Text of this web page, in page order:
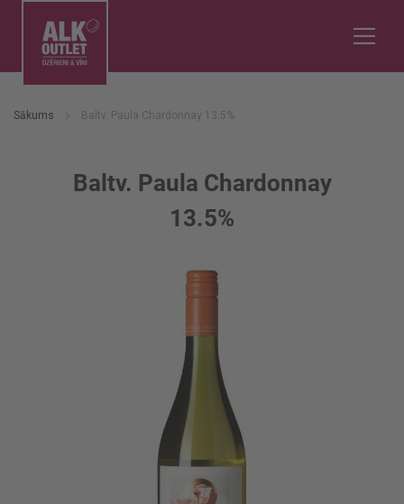
Sākums Baltv. Paula Chardonnay 13.5%
Baltv. Paula Chardonnay
13.5%